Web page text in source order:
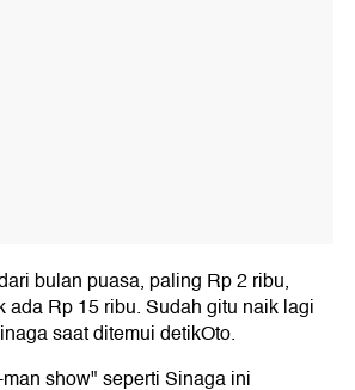
bulan puasa, paling Rp 2 ribu,
ada Rp 15 ribu. Sudah gitu naik lagi
saat ditemui detikOto.
show" seperti Sinaga ini